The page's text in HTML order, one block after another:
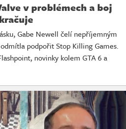
v problémech a boj
Gabe Newell čelí nepříjemným
podpořit Stop Killing Games.
novinky kolem GTA 6 a